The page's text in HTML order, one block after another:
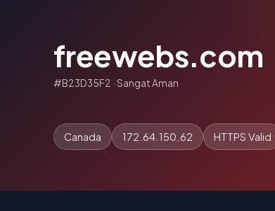
freewebs.com
#B23D35F2 · Sangat Aman
Canada 172.64.150.62 HTTPS Valid